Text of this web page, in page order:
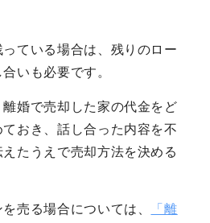
ている場合は、残りのロー
いも必要です。
婚で売却した家の代金をど
おき、話し合った内容を不
たうえで売却方法を決める
売る場合については、
「離